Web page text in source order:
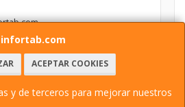
infortab.com
ACEPTAR COOKIES
y de terceros para mejorar nuestros